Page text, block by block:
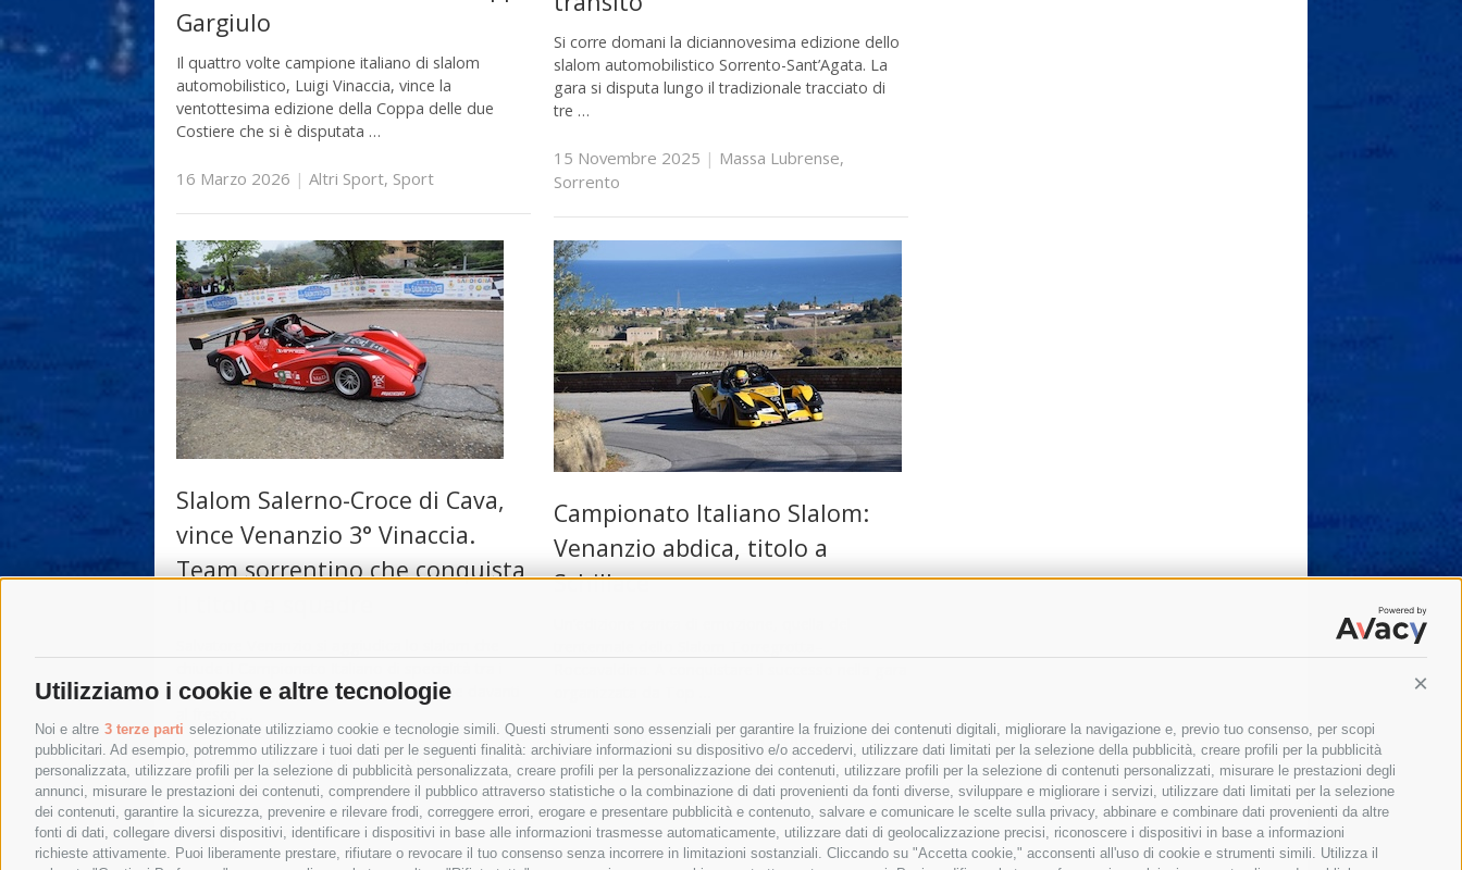
Utilizziamo i cookie e altre tecnologie
Noi e altre 3 terze parti selezionate utilizziamo cookie e tecnologie simili. Questi strumenti sono essenziali per garantire la fruizione dei contenuti digitali, migliorare la navigazione e, previo tuo consenso, per scopi
pubblicitari. Ad esempio, potremmo utilizzare i tuoi dati per le seguenti finalità: archiviare informazioni su dispositivo e/o accedervi, utilizzare dati limitati per la selezione della pubblicità, creare profili per la pubblicità
personalizzata, utilizzare profili per la selezione di pubblicità personalizzata, creare profili per la personalizzazione dei contenuti, utilizzare profili per la selezione di contenuti personalizzati, misurare le prestazioni degli
annunci, misurare le prestazioni dei contenuti, comprendere il pubblico attraverso statistiche o la combinazione di dati provenienti da fonti diverse, sviluppare e migliorare i servizi, utilizzare dati limitati per la selezione
dei contenuti, garantire la sicurezza, prevenire e rilevare frodi, correggere errori, erogare e presentare pubblicità e contenuto, salvare e comunicare le scelte sulla privacy, abbinare e combinare dati provenienti da altre
fonti di dati, collegare diversi dispositivi, identificare i dispositivi in base alle informazioni trasmesse automaticamente, utilizzare dati di geolocalizzazione precisi, riconoscere i dispositivi in base a informazioni
richieste attivamente. Puoi liberamente prestare, rifiutare o revocare il tuo consenso senza incorrere in limitazioni sostanziali. Cliccando su "Accetta cookie," acconsenti all'uso di cookie e strumenti simili. Utilizza il
Gargiulo
Il quattro volte campione italiano di slalom
automobilistico, Luigi Vinaccia, vince la
ventottesima edizione della Coppa delle due
Costiere che si è disputata …
16 Marzo 2026 | Altri Sport, Sport
Si corre domani la diciannovesima edizione dello
slalom automobilistico Sorrento-Sant’Agata. La
gara si disputa lungo il tradizionale tracciato di
tre …
15 Novembre 2025 | Massa Lubrense,
Sorrento
Slalom Salerno-Croce di Cava,
vince Venanzio 3° Vinaccia.
Team sorrentino che conquista
birilli. Al Salerno-Croce di Cava si impone davanti
26 Ottobre 2025| Altri Sport,Sport
Campionato Italiano Slalom:
Venanzio abdica, titolo a
Schillace
6 Ottobre 2025|Altri Sport,Sport
←Post precedenti